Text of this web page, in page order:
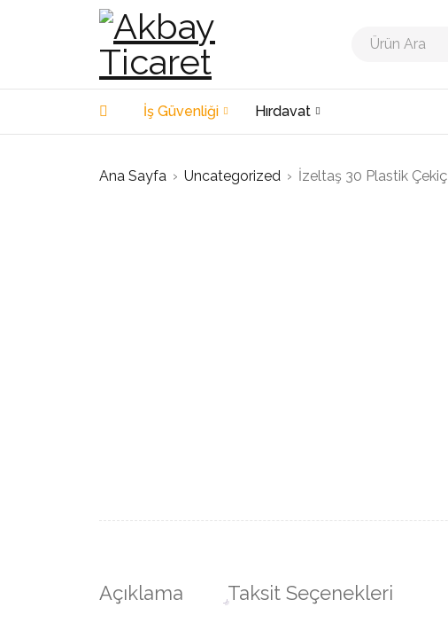
İş Güvenliği Hırdavat
Ana Sayfa › Uncategorized › İzeltaş 30 Plastik Çekiç
Açıklama Taksit Seçenekleri